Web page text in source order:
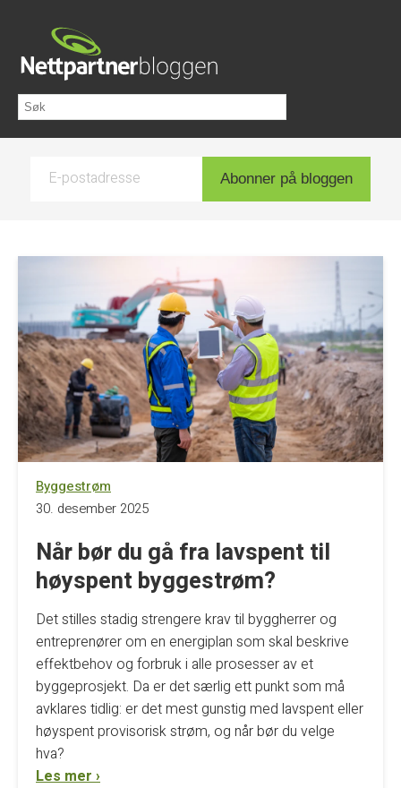
E-postadresse Abonner på bloggen
Byggestrøm
30. desember 2025
Når bør du gå fra lavspent til
høyspent byggestrøm?
Det stilles stadig strengere krav til byggherrer og
entreprenører om en energiplan som skal beskrive
effektbehov og forbruk i alle prosesser av et
byggeprosjekt. Da er det særlig ett punkt som må
avklares tidlig: er det mest gunstig med lavspent eller
høyspent provisorisk strøm, og når bør du velge
hva?
Les mer ›